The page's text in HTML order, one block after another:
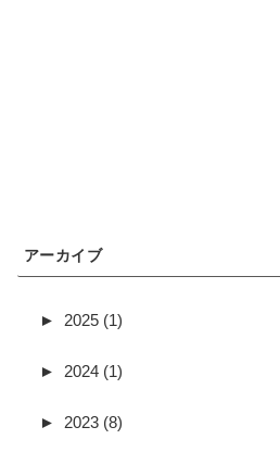
アーカイブ
► 2025 (1)
► 2024 (1)
► 2023 (8)